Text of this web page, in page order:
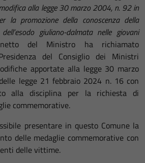
alla legge 30 marzo 2004, n. 92 in
la promozione della conoscenza della
giuliano-dalmata nelle giovani
del Ministro ha richiamato
del Consiglio dei Ministri
apportate alla legge 30 marzo
legge 21 febbraio 2024 n. 16 con
alla disciplina per la richiesta di
commemorative.
presentare in questo Comune la
delle medaglie commemorative con
delle vittime.